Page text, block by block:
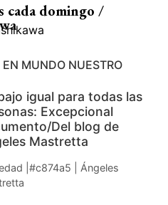
cada domingo /
MUNDO NUESTRO
igual para todas las
Excepcional
Del blog de
Mastretta
|#c874a5 | Ángeles